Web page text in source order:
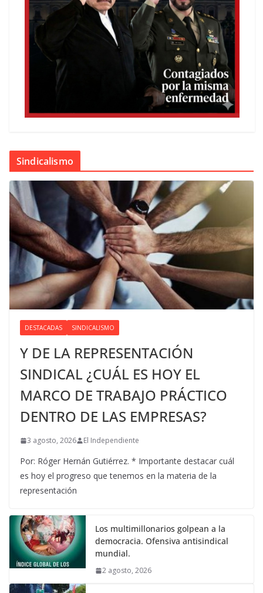
Sindicalismo
DESTACADAS SINDICALISMO
Y DE LA REPRESENTACIÓN
SINDICAL ¿CUÁL ES HOY EL
MARCO DE TRABAJO PRÁCTICO
DENTRO DE LAS EMPRESAS?
3 agosto, 2026 El Independiente
Por: Róger Hernán Gutiérrez. * Importante destacar cuál
es hoy el progreso que tenemos en la materia de la
representación
Los multimillonarios golpean a la
democracia. Ofensiva antisindical
mundial.
2 agosto, 2026